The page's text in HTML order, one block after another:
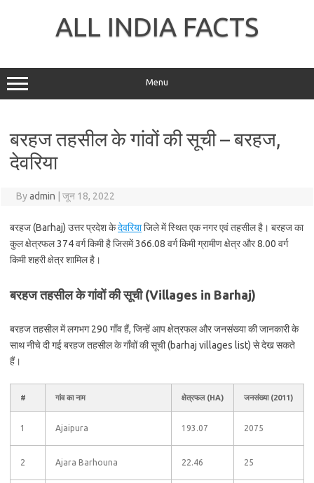
ALL INDIA FACTS
Menu
बरहज तहसील के गांवों की सूची – बरहज,
देवरिया
Byadmin जून 18, 2022
बरहज (Barhaj) उत्तर प्रदेश केदेवरियाजिले में स्थित एक नगर एवं तहसील है। बरहज का
कुल क्षेत्रफल 374 वर्ग किमी है जिसमें 366.08 वर्ग किमी ग्रामीण क्षेत्र और 8.00 वर्ग
किमी शहरी क्षेत्र शामिल है।
बरहज तहसील के गांवों की सूची (Villages in Barhaj)
बरहज तहसील में लगभग 290 गाँव हैं, जिन्हें आप क्षेत्रफल और जनसंख्या की जानकारी के
साथ नीचे दी गई बरहज तहसील के गाँवों की सूची (barhaj villages list) से देख सकते
हैं।
# गांव का नाम क्षेत्रफल (HA) जनसंख्या (2011)
1 Ajaipura 193.07 2075
2 Ajara Barhouna 22.46 25